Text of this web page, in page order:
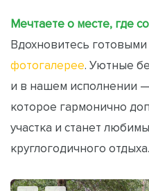
Мечтаете о месте, где
Вдохновитесь
фотогалерее. Уютные
и в нашем исполнении
которое гармонично
участка и станет
круглогодичного отдыха.